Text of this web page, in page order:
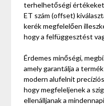
terhelhetőségi
ET szám (offset)
kerék megfelelően
hogy a felfüggesztést
Érdemes minőségi,
amely garantálja a
modern alufelnit
hogy megfeleljenek a
ellenálljanak a